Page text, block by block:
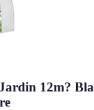
12m?